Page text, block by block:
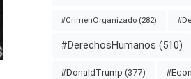
#CrimenOrganizado(282)
#DerechosHumanos (510)
#DonaldTrump (377)